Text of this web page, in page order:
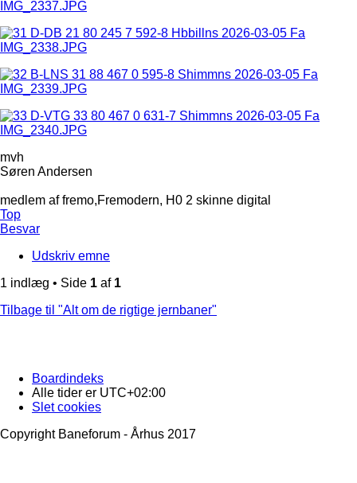
mvh
Søren Andersen
medlem af fremo,Fremodern, H0 2 skinne digital
Top
Besvar
Udskriv emne
1 indlæg • Side 1 af 1
Tilbage til "Alt om de rigtige jernbaner"
Boardindeks
Alle tider er UTC+02:00
Slet cookies
Copyright Baneforum - Århus 2017